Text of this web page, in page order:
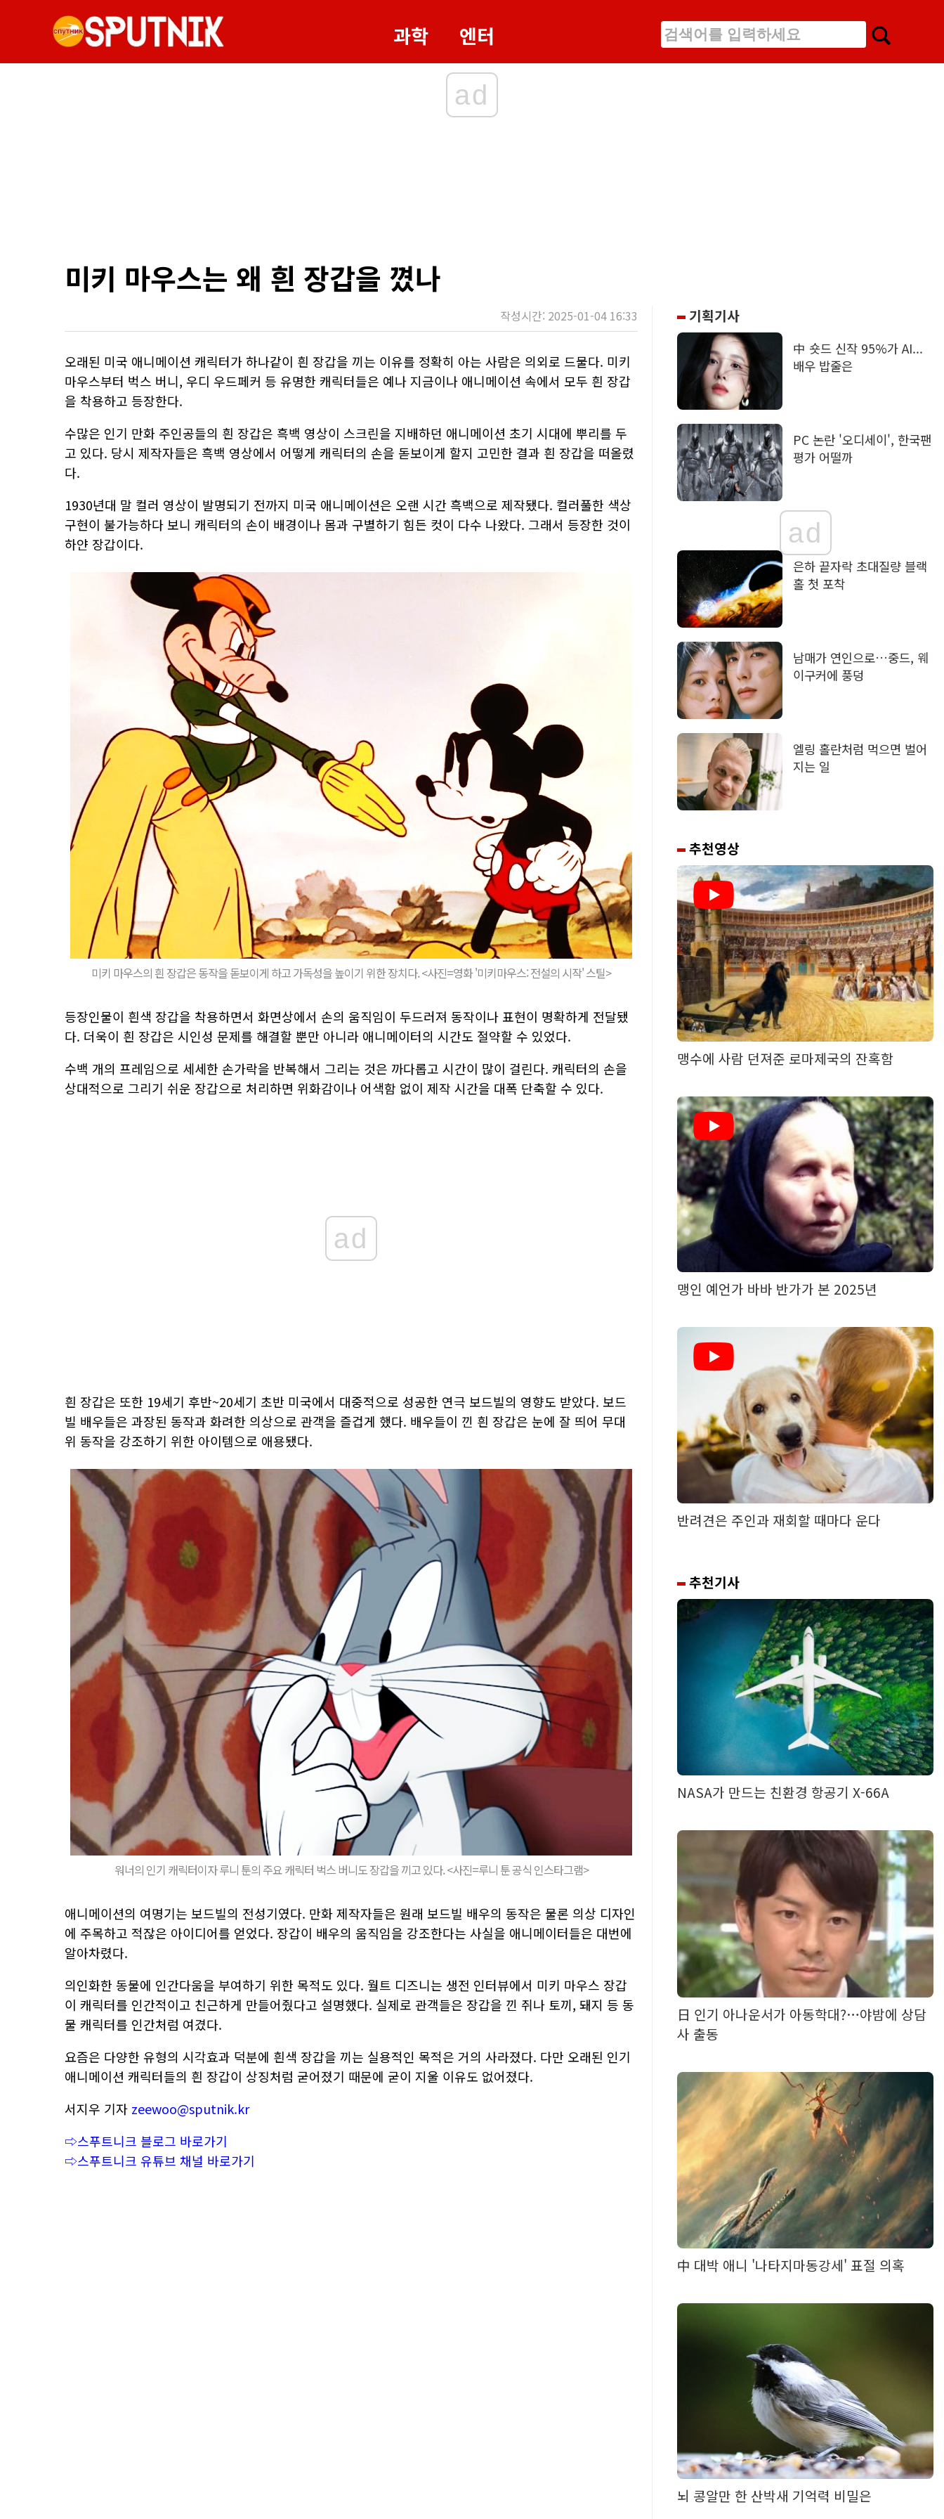
과학 엔터
ad
미키 마우스는 왜 흰 장갑을 꼈나
작성시간: 2025-01-04 16:33
오래된 미국 애니메이션 캐릭터가 하나같이 흰 장갑을 끼는 이유를 정확히 아는 사람은 의외로 드물다. 미키
마우스부터 벅스 버니, 우디 우드페커 등 유명한 캐릭터들은 예나 지금이나 애니메이션 속에서 모두 흰 장갑
을 착용하고 등장한다.
수많은 인기 만화 주인공들의 흰 장갑은 흑백 영상이 스크린을 지배하던 애니메이션 초기 시대에 뿌리를 두
고 있다. 당시 제작자들은 흑백 영상에서 어떻게 캐릭터의 손을 돋보이게 할지 고민한 결과 흰 장갑을 떠올렸
다.
1930년대 말 컬러 영상이 발명되기 전까지 미국 애니메이션은 오랜 시간 흑백으로 제작됐다. 컬러풀한 색상
구현이 불가능하다 보니 캐릭터의 손이 배경이나 몸과 구별하기 힘든 컷이 다수 나왔다. 그래서 등장한 것이
하얀 장갑이다.
미키 마우스의 흰 장갑은 동작을 돋보이게 하고 가독성을 높이기 위한 장치다. <사진=영화 '미키마우스: 전설의 시작' 스틸>
등장인물이 흰색 장갑을 착용하면서 화면상에서 손의 움직임이 두드러져 동작이나 표현이 명확하게 전달됐
다. 더욱이 흰 장갑은 시인성 문제를 해결할 뿐만 아니라 애니메이터의 시간도 절약할 수 있었다.
수백 개의 프레임으로 세세한 손가락을 반복해서 그리는 것은 까다롭고 시간이 많이 걸린다. 캐릭터의 손을
상대적으로 그리기 쉬운 장갑으로 처리하면 위화감이나 어색함 없이 제작 시간을 대폭 단축할 수 있다.
ad
흰 장갑은 또한 19세기 후반~20세기 초반 미국에서 대중적으로 성공한 연극 보드빌의 영향도 받았다. 보드
빌 배우들은 과장된 동작과 화려한 의상으로 관객을 즐겁게 했다. 배우들이 낀 흰 장갑은 눈에 잘 띄어 무대
위 동작을 강조하기 위한 아이템으로 애용됐다.
워너의 인기 캐릭터이자 루니 툰의 주요 캐릭터 벅스 버니도 장갑을 끼고 있다. <사진=루니 툰 공식 인스타그램>
애니메이션의 여명기는 보드빌의 전성기였다. 만화 제작자들은 원래 보드빌 배우의 동작은 물론 의상 디자인
에 주목하고 적잖은 아이디어를 얻었다. 장갑이 배우의 움직임을 강조한다는 사실을 애니메이터들은 대번에
알아차렸다.
의인화한 동물에 인간다움을 부여하기 위한 목적도 있다. 월트 디즈니는 생전 인터뷰에서 미키 마우스 장갑
이 캐릭터를 인간적이고 친근하게 만들어줬다고 설명했다. 실제로 관객들은 장갑을 낀 쥐나 토끼, 돼지 등 동
물 캐릭터를 인간처럼 여겼다.
요즘은 다양한 유형의 시각효과 덕분에 흰색 장갑을 끼는 실용적인 목적은 거의 사라졌다. 다만 오래된 인기
애니메이션 캐릭터들의 흰 장갑이 상징처럼 굳어졌기 때문에 굳이 지울 이유도 없어졌다.
서지우 기자 zeewoo@sputnik.kr
⇨스푸트니크 블로그 바로가기
⇨스푸트니크 유튜브 채널 바로가기
기획기사
中 숏드 신작 95%가 AI...
배우 밥줄은
PC 논란 '오디세이', 한국팬
평가 어떨까
ad
은하 끝자락 초대질량 블랙
홀 첫 포착
남매가 연인으로…중드, 웨
이구커에 풍덩
엘링 홀란처럼 먹으면 벌어
지는 일
추천영상
맹수에 사람 던져준 로마제국의 잔혹함
맹인 예언가 바바 반가가 본 2025년
반려견은 주인과 재회할 때마다 운다
추천기사
NASA가 만드는 친환경 항공기 X-66A
日 인기 아나운서가 아동학대?…야밤에 상담
사 출동
中 대박 애니 '나타지마동강세' 표절 의혹
뇌 콩알만 한 산박새 기억력 비밀은